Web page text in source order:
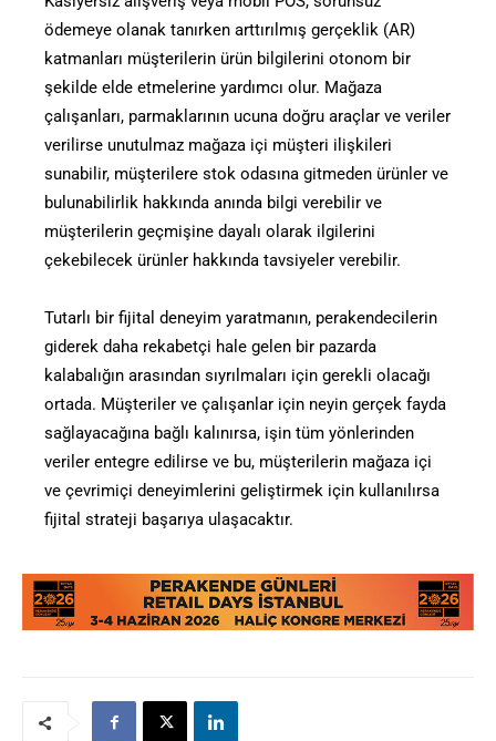
ödemeye olanak tanırken arttırılmış gerçeklik (AR)
katmanları müşterilerin ürün bilgilerini otonom bir
şekilde elde etmelerine yardımcı olur. Mağaza
çalışanları, parmaklarının ucuna doğru araçlar ve veriler
verilirse unutulmaz mağaza içi müşteri ilişkileri
sunabilir, müşterilere stok odasına gitmeden ürünler ve
bulunabilirlik hakkında anında bilgi verebilir ve
müşterilerin geçmişine dayalı olarak ilgilerini
çekebilecek ürünler hakkında tavsiyeler verebilir.
Tutarlı bir fijital deneyim yaratmanın, perakendecilerin
giderek daha rekabetçi hale gelen bir pazarda
kalabalığın arasından sıyrılmaları için gerekli olacağı
ortada. Müşteriler ve çalışanlar için neyin gerçek fayda
sağlayacağına bağlı kalınırsa, işin tüm yönlerinden
veriler entegre edilirse ve bu, müşterilerin mağaza içi
ve çevrimiçi deneyimlerini geliştirmek için kullanılırsa
fijital strateji başarıya ulaşacaktır.